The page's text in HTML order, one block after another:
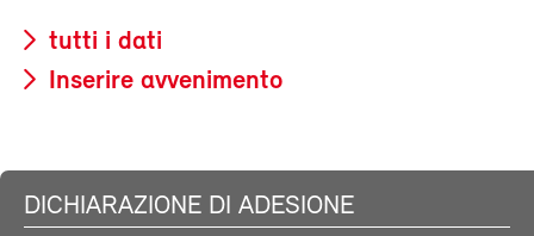
tutti i dati
Inserire avvenimento
DICHIARAZIONE DI ADESIONE